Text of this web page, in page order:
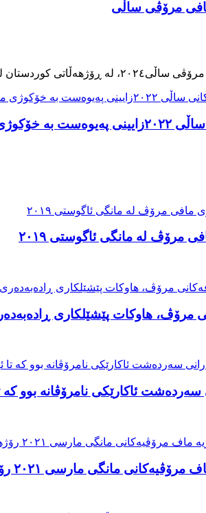
مرۆڤی ساڵی
لە کوردستان
مرۆڤ له‌ مانگی ئاگوستی ٢٠١٩
مرۆڤ، هاوکات پێشێلکاری
سەردەشت ئاکارێکی نامرۆڤانە بوو
مانگی مارسی ٢٠٢١ رۆژهەڵاتی کوردستان